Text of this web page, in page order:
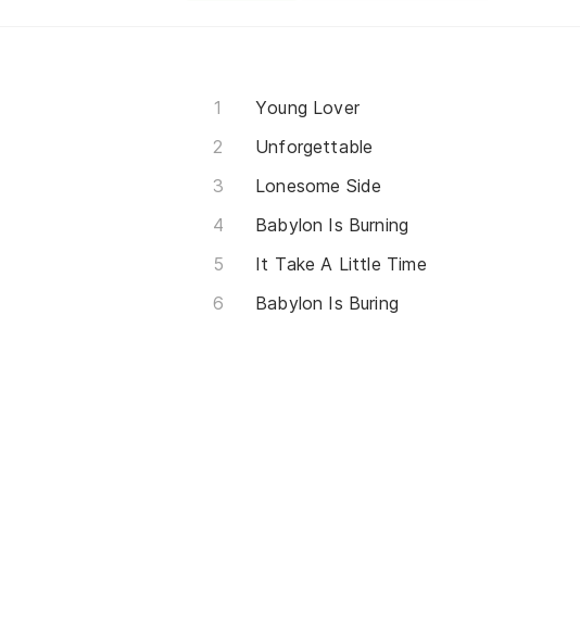
Young Lover
Unforgettable
Lonesome Side
Babylon Is Burning
It Take A Little Time
Babylon Is Buring